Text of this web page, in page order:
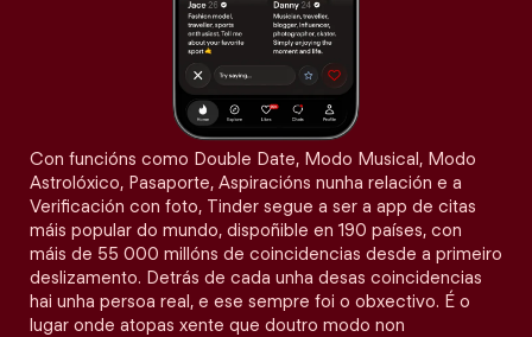
Con funcións como Double Date, Modo Musical, Modo
Astrolóxico, Pasaporte, Aspiracións nunha relación e a
Verificación con foto, Tinder segue a ser a app de citas
máis popular do mundo, dispoñible en 190 países, con
máis de 55 000 millóns de coincidencias desde a primeiro
deslizamento. Detrás de cada unha desas coincidencias
hai unha persoa real, e ese sempre foi o obxectivo. É o
lugar onde atopas xente que doutro modo non